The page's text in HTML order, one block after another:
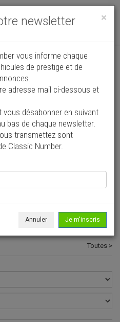
Toggle
vues par
de collectionneurs
annonce
164 >
Toutes >
×
newsletter
vous informe chaque
de prestige et de
adresse mail ci-dessous et
désabonner en suivant
bas de chaque newsletter.
transmettez sont
Classic Number.
Annuler Je m'inscris